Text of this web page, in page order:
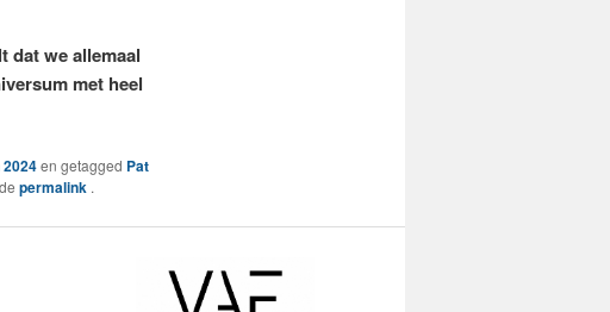
dat we allemaal
met heel
en getagged Pat
permalink .